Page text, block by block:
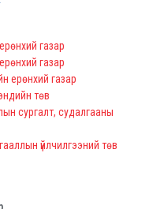
газар
газар
ерөнхий газар
төв
сургалт, судалгааны
үйлчилгээний төв